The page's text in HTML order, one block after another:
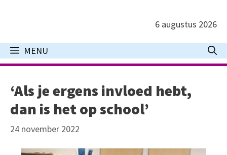
inhoud
6 augustus 2026
MENU
‘Als je ergens invloed hebt,
dan is het op school’
24 november 2022